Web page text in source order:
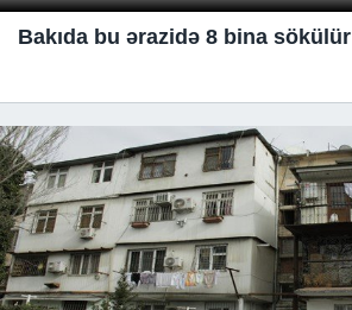
Bakıda bu ərazidə 8 bina sökülür